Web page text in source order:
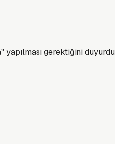
gerektiğini duyurdu